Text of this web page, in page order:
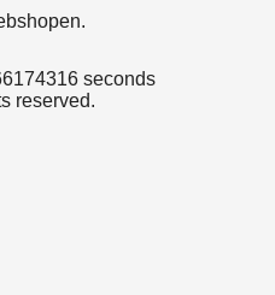
seconds
reserved.